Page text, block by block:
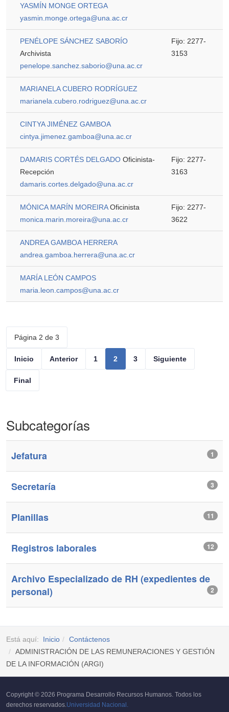
YASMÍN MONGE ORTEGA
yasmin.monge.ortega@una.ac.cr
PENÉLOPE SÁNCHEZ SABORÍO
Archivista
penelope.sanchez.saborio@una.ac.cr
Fijo: 2277-
3153
MARIANELA CUBERO RODRÍGUEZ
marianela.cubero.rodriguez@una.ac.cr
CINTYA JIMÉNEZ GAMBOA
cintya.jimenez.gamboa@una.ac.cr
DAMARIS CORTÉS DELGADO Oficinista-
Recepción
damaris.cortes.delgado@una.ac.cr
Fijo: 2277-
3163
MÓNICA MARÍN MOREIRAOficinista
monica.marin.moreira@una.ac.cr
Fijo: 2277-
3622
ANDREA GAMBOA HERRERA
andrea.gamboa.herrera@una.ac.cr
MARÍA LEÓN CAMPOS
maria.leon.campos@una.ac.cr
Página 2 de 3
Inicio Anterior 1 2 3 Siguiente
Final
Subcategorías
Jefatura 1
Secretaría 3
Planillas 11
Registros laborales 12
Archivo Especializado de RH (expedientes de
personal)
2
Está aquí: Inicio
Contáctenos
ADMINISTRACIÓN DE LAS REMUNERACIONES Y GESTIÓN
DE LA INFORMACIÓN (ARGI)
Copyright © 2026 Programa Desarrollo Recursos Humanos. Todos los
derechos reservados.Universidad Nacional.